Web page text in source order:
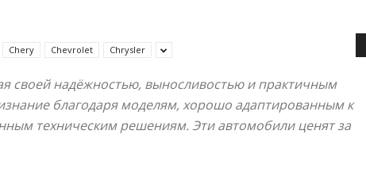
Chery Chevrolet Chrysler
своей надёжностью, выносливостью и практичным
благодаря моделям, хорошо адаптированным к
техническим решениям. Эти автомобили ценят за